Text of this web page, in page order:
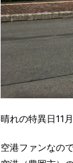
晴れの特異日11
空港ファンなの